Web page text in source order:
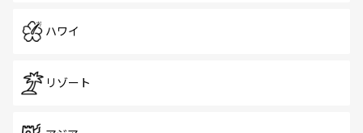
ハワイ
リゾート